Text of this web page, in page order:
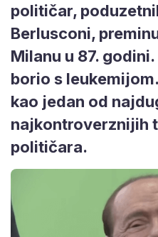
političar,
Berlusconi,
Milanu u 87.
borio s
kao jedan od
najkontroverznijih
političara.